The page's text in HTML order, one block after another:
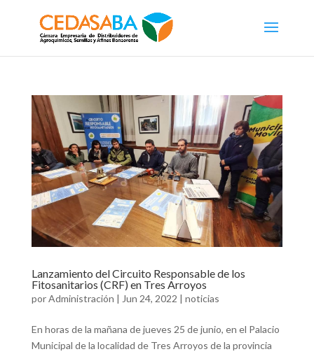
Lanzamiento del Circuito Responsable de los
Fitosanitarios (CRF) en Tres Arroyos
porAdministración | Jun 24, 2022 | noticias
En horas de la mañana de jueves 25 de junio, en el Palacio
Municipal de la localidad de Tres Arroyos de la provincia